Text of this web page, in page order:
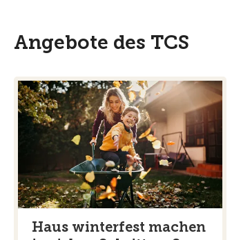
Angebote des TCS
Haus winterfest machen